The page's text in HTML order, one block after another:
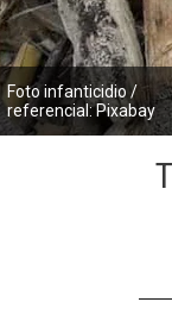
Foto infanticidio /
referencial: Pixabay